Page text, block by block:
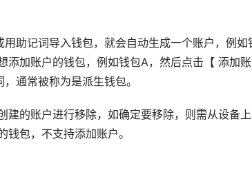
用助记词导入钱包，就会自动生成一个账户，例
加账户的钱包，例如钱包A，然后点击【 添加
通常被称为是派生钱包。
建的账户进行移除，如确定要移除，则需从设备
包，不支持添加账户。